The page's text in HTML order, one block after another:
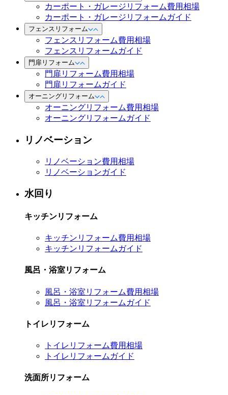
カーポート・ガレージリフォーム費用相場
カーポート・ガレージリフォームガイド
フェンスリフォーム
フェンスリフォーム費用相場
フェンスリフォームガイド
門扉リフォーム
門扉リフォーム費用相場
門扉リフォームガイド
オーニングリフォーム
オーニングリフォーム費用相場
オーニングリフォームガイド
リノベーション
リノベーション費用相場
リノベーションガイド
水回り
キッチンリフォーム
キッチンリフォーム費用相場
キッチンリフォームガイド
風呂・浴室リフォーム
風呂・浴室リフォーム費用相場
風呂・浴室リフォームガイド
トイレリフォーム
トイレリフォーム費用相場
トイレリフォームガイド
洗面所リフォーム